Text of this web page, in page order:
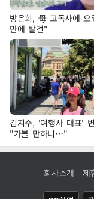
방은희, 母 고독사에
만에 발견"
김지수, '여행사 대표'
"가볼 만하니…"
회사소개 제